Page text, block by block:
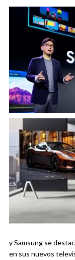
y Samsung se
en sus nuevos